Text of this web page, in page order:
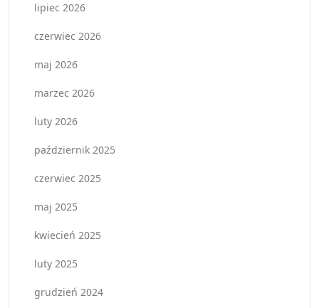
lipiec 2026
czerwiec 2026
maj 2026
marzec 2026
luty 2026
październik 2025
czerwiec 2025
maj 2025
kwiecień 2025
luty 2025
grudzień 2024